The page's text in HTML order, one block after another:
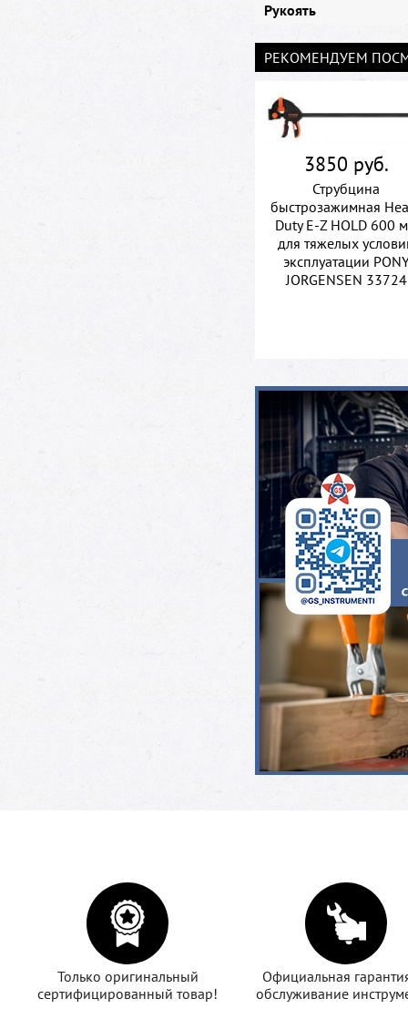
Рукоять
РЕКОМЕНДУЕМ
3850 руб.
Струбцина
быстрозажимная
Duty E-Z HOLD 600
для тяжелых
эксплуатации
JORGENSEN 33724
Только оригинальный
сертифицированный товар!
Официальная
обслуживание